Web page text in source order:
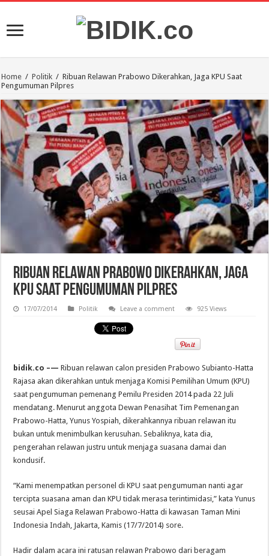
Home / Politik / Ribuan Relawan Prabowo Dikerahkan, Jaga KPU Saat
Pengumuman Pilpres
Ribuan Relawan Prabowo Dikerahkan, Jaga
KPU Saat Pengumuman Pilpres
17/07/2014 Politik Leave a comment 925 Views
bidik.co –—Ribuan relawan calon presiden Prabowo Subianto-Hatta
Rajasa akan dikerahkan untuk menjaga Komisi Pemilihan Umum (KPU)
saat pengumuman pemenang Pemilu Presiden 2014 pada 22 Juli
mendatang. Menurut anggota Dewan Penasihat Tim Pemenangan
Prabowo-Hatta, Yunus Yospiah, dikerahkannya ribuan relawan itu
bukan untuk menimbulkan kerusuhan. Sebaliknya, kata dia,
pengerahan relawan justru untuk menjaga suasana damai dan
kondusif.
“Kami menempatkan personel di KPU saat pengumuman nanti agar
tercipta suasana aman dan KPU tidak merasa terintimidasi,” kata Yunus
seusai Apel Siaga Relawan Prabowo-Hatta di kawasan Taman Mini
Indonesia Indah, Jakarta, Kamis (17/7/2014) sore.
Hadir dalam acara ini ratusan relawan Prabowo dari beragam